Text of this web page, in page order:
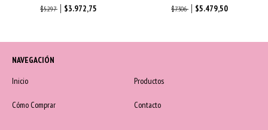
$5.297
$3.972,75
$7.306
$5.479,50
NAVEGACIÓN
Inicio
Productos
Cómo Comprar Contacto